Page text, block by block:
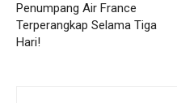
Penumpang Air France
Terperangkap Selama Tiga
Hari!